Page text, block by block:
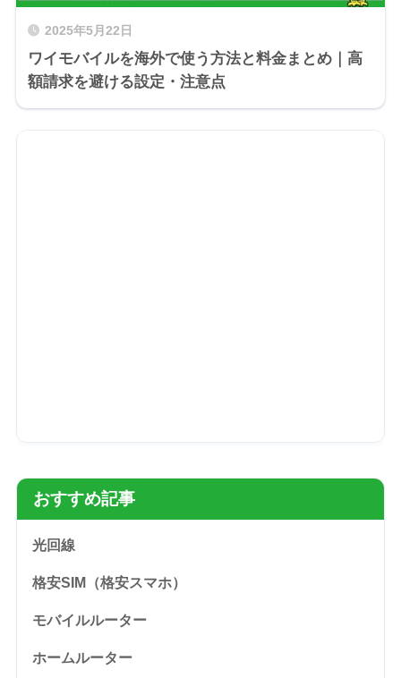
2025年5月22日
ワイモバイルを海外で使う方法と料金まとめ｜高
額請求を避ける設定・注意点
おすすめ記事
光回線
格安SIM（格安スマホ）
モバイルルーター
ホームルーター